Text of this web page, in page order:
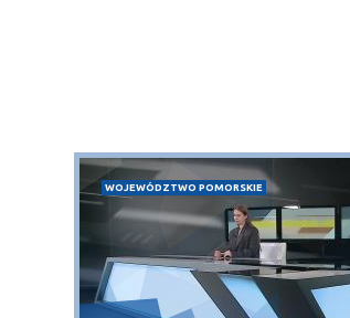
WOJEWÓDZTWO POMORSKIE